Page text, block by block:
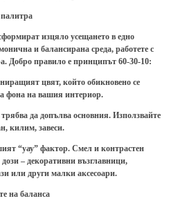
изцяло усещането в едно
и балансирана среда, работете с
Добро правило е принципът 60-30-10:
цвят, който обикновено се
фона на вашия интериор.
да допълва основния. Използвайте
килим, завеси.
“уау” фактор. Смел и контрастен
– декоративни възглавници,
или други малки аксесоари.
на баланса